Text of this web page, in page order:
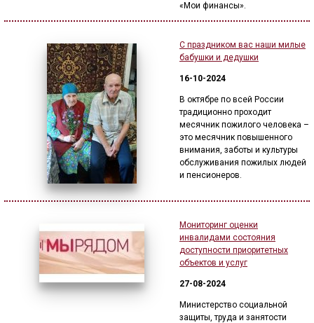
«Мои финансы».
С праздником вас наши милые
бабушки и дедушки
16-10-2024
В октябре по всей России
традиционно проходит
месячник пожилого человека –
это месячник повышенного
внимания, заботы и культуры
обслуживания пожилых людей
и пенсионеров.
Мониторинг оценки
инвалидами состояния
доступности приоритетных
объектов и услуг
27-08-2024
Министерство социальной
защиты, труда и занятости